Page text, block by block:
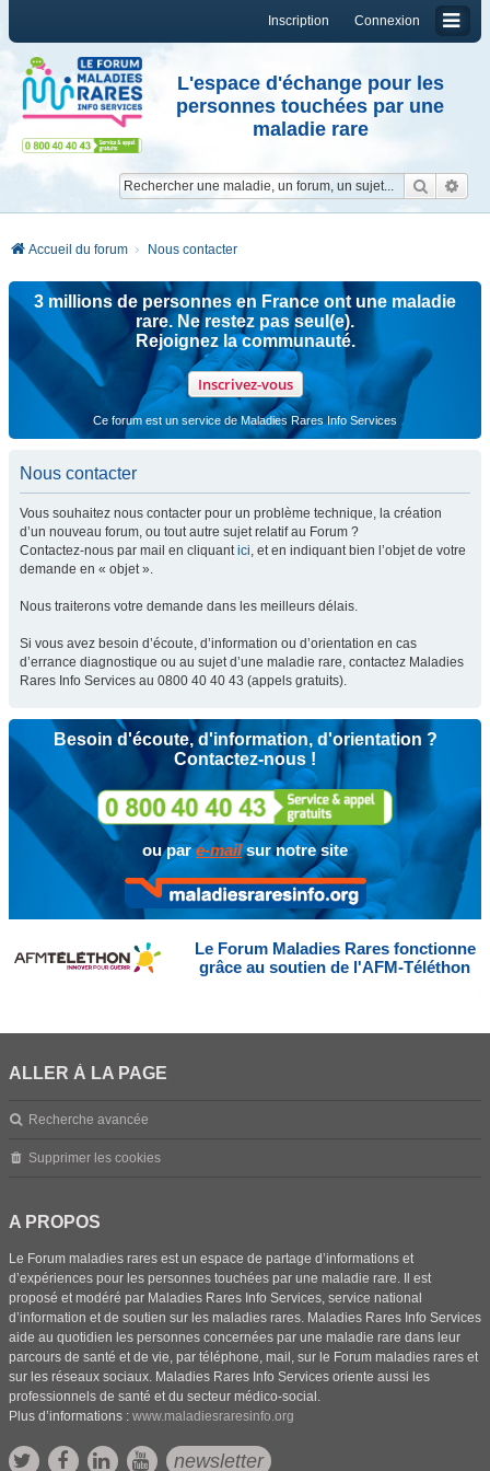
Connexion
Inscription
L'espace d'échange pour les
personnes touchées par une
maladie rare
Accueil du forum Nous contacter
3 millions de personnes en France ont une maladie
rare. Ne restez pas seul(e).
Rejoignez la communauté.
Inscrivez-vous
Ce forum est un service de Maladies Rares Info Services
Nous contacter
Vous souhaitez nous contacter pour un problème technique, la création
d’un nouveau forum, ou tout autre sujet relatif au Forum ?
Contactez-nous par mail en cliquantici, et en indiquant bien l’objet de votre
demande en « objet ».
Nous traiterons votre demande dans les meilleurs délais.
Si vous avez besoin d’écoute, d’information ou d’orientation en cas
d’errance diagnostique ou au sujet d’une maladie rare, contactez Maladies
Rares Info Services au 0800 40 40 43 (appels gratuits).
Besoin d'écoute, d'information, d'orientation ?
Contactez-nous !
ou pare-mailsur notre site
Le Forum Maladies Rares fonctionne
grâce au soutien de l'AFM-Téléthon
ALLER À LA PAGE
Recherche avancée
Supprimer les cookies
A PROPOS
Le Forum maladies rares est un espace de partage d’informations et
d’expériences pour les personnes touchées par une maladie rare. Il est
proposé et modéré par Maladies Rares Info Services, service national
d’information et de soutien sur les maladies rares. Maladies Rares Info Services
aide au quotidien les personnes concernées par une maladie rare dans leur
parcours de santé et de vie, par téléphone, mail, sur le Forum maladies rares et
sur les réseaux sociaux. Maladies Rares Info Services oriente aussi les
professionnels de santé et du secteur médico-social.
Plus d’informations : www.maladiesraresinfo.org
newsletter